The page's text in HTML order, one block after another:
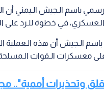
باسم الـجيش الـيمني
في خطوة للـرد على
الـجيش أن هذه الـعملية
على معسكرات الـقوات
"قلق وتحذيرات أممية"..